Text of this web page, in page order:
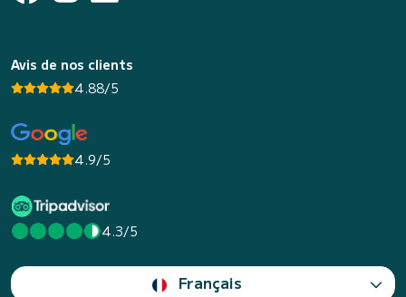
Avis de nos clients
4.88/5
4.9/5
4.3/5
Français